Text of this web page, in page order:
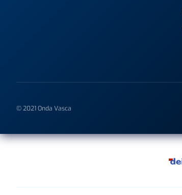
© 2021 Onda Vasca